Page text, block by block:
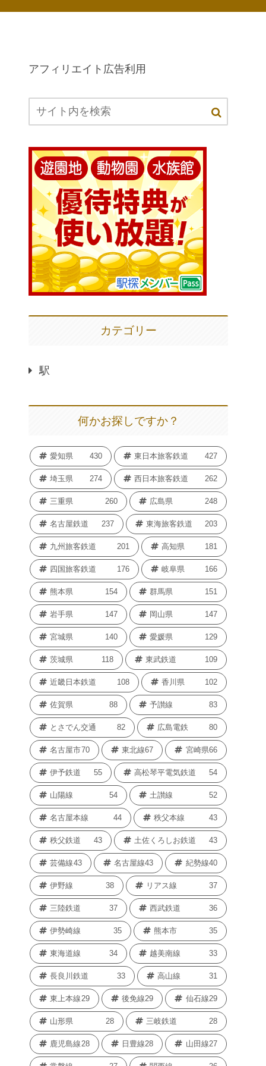
アフィリエイト広告利用
カテゴリー
駅
何かお探しですか？
愛知県 430 東日本旅客鉄道 427
埼玉県 274 西日本旅客鉄道 262
三重県 260 広島県 248
名古屋鉄道 237 東海旅客鉄道 203
九州旅客鉄道 201 高知県 181
四国旅客鉄道 176 岐阜県 166
熊本県 154 群馬県 151
岩手県 147 岡山県 147
宮城県 140 愛媛県 129
茨城県 118 東武鉄道 109
近畿日本鉄道 108 香川県 102
佐賀県 88 予讃線 83
とさでん交通 82 広島電鉄 80
名古屋市70 東北線67 宮崎県66
伊予鉄道 55 高松琴平電気鉄道 54
山陽線 54 土讃線 52
名古屋本線 44 秩父本線 43
秩父鉄道 43 土佐くろしお鉄道 43
芸備線43 名古屋線43 紀勢線40
伊野線 38 リアス線 37
三陸鉄道 37 西武鉄道 36
伊勢崎線 35 熊本市 35
東海道線 34 越美南線 33
長良川鉄道 33 高山線 31
東上本線29 後免線29 仙石線29
山形県 28 三岐鉄道 28
鹿児島線28 日豊線28 山田線27